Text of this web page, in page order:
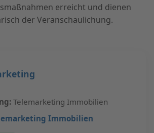
erreicht und dienen
der Veranschaulichung.
Telemarketing Immobilien
Immobilien